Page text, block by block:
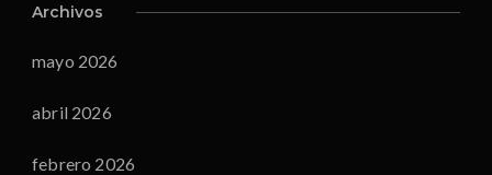
Archivos
mayo 2026
abril 2026
febrero 2026